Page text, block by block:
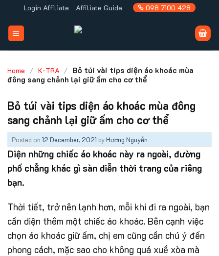
to
content
Login Affiliate Affiliate Guide 098 7100 428
Home / K-TRA / Bỏ túi vài tips diện áo khoác mùa
đông sang chảnh lại giữ ấm cho cơ thể
Bỏ túi vài tips diện áo khoác mùa đông
sang chảnh lại giữ ấm cho cơ thể
Posted on 12 December, 2021 byHương Nguyễn
Diện những chiếc áo khoác này ra ngoài, đường
phố chẳng khác gì sàn diễn thời trang của riêng
bạn.
Thời tiết, trở nên lạnh hơn, mỗi khi đi ra ngoài, bạn
cần diện thêm một chiếc áo khoác. Bên cạnh việc
chọn áo khoác giữ ấm, chị em cũng cần chú ý đến
phong cách, mặc sao cho không quá xuề xòa mà